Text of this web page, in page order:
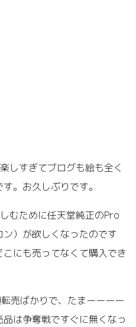
しすぎてブログも絵も全く
。お久しぶりです。
むために任天堂純正のPro
）が欲しくなったのです
にも売ってなくて購入でき
売ばかりで、たまーーーー
は争奪戦ですぐに無くなっ